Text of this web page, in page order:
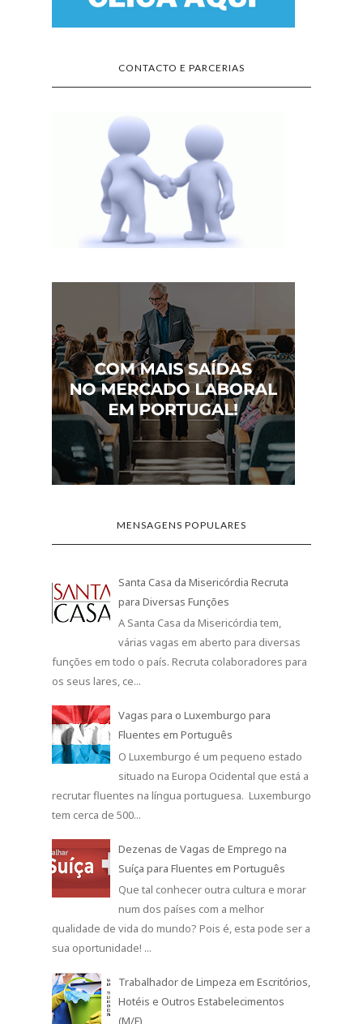
CONTACTO E PARCERIAS
MENSAGENS POPULARES
Santa Casa da Misericórdia Recruta
para Diversas Funções
A Santa Casa da Misericórdia tem,
várias vagas em aberto para diversas
funções em todo o país. Recruta colaboradores para
os seus lares, ce...
Vagas para o Luxemburgo para
Fluentes em Português
O Luxemburgo é um pequeno estado
situado na Europa Ocidental que está a
recrutar fluentes na língua portuguesa. Luxemburgo
tem cerca de 500...
Dezenas de Vagas de Emprego na
Suíça para Fluentes em Português
Que tal conhecer outra cultura e morar
num dos países com a melhor
qualidade de vida do mundo? Pois é, esta pode ser a
sua oportunidade! ...
Trabalhador de Limpeza em Escritórios,
Hotéis e Outros Estabelecimentos
(M/F)